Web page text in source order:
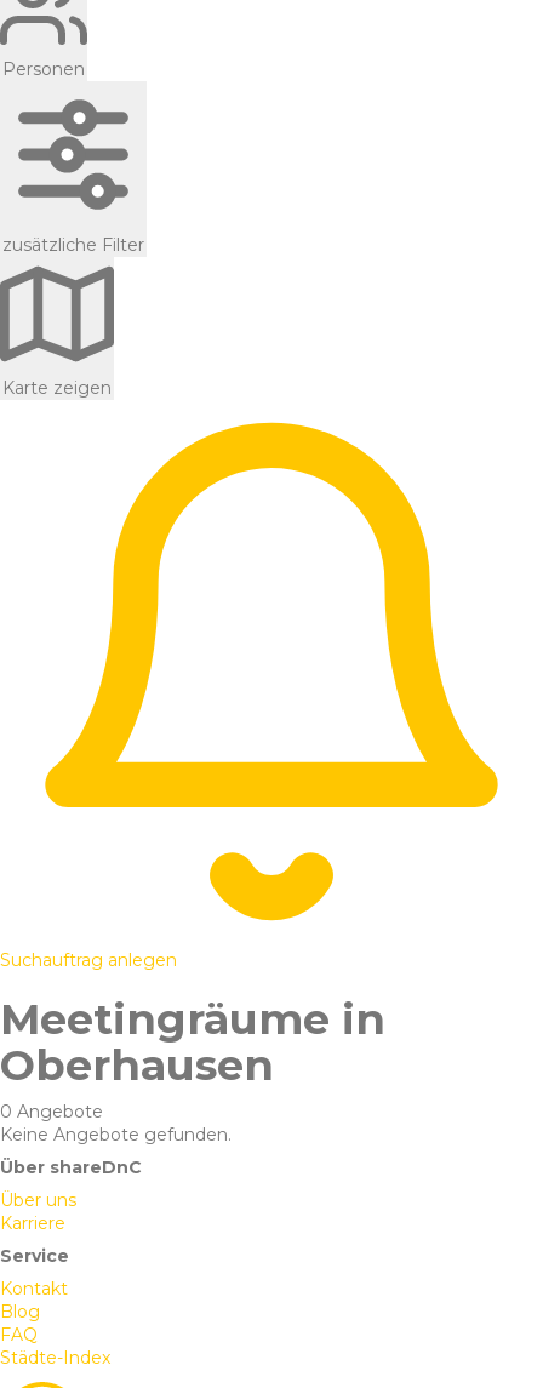
Personen
zusätzliche Filter
Karte zeigen
Suchauftrag anlegen
Meetingräume in
Oberhausen
0 Angebote
Keine Angebote gefunden.
Über shareDnC
Über uns
Karriere
Service
Kontakt
Blog
FAQ
Städte-Index